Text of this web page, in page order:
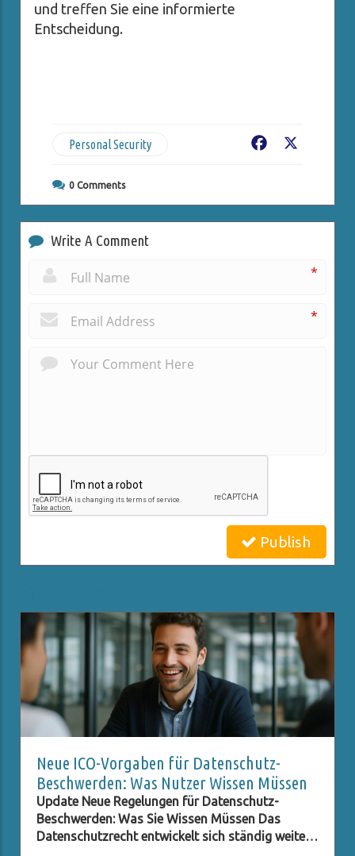
und treffen Sie eine informierte
Entscheidung.
Personal Security Facebook
0 Comments
Write A Comment
*
*
Publish
Neue ICO-Vorgaben für Datenschutz-
Beschwerden: Was Nutzer Wissen Müssen
Update Neue Regelungen für Datenschutz-
Beschwerden: Was Sie Wissen Müssen Das
Datenschutzrecht entwickelt sich ständig weiter,